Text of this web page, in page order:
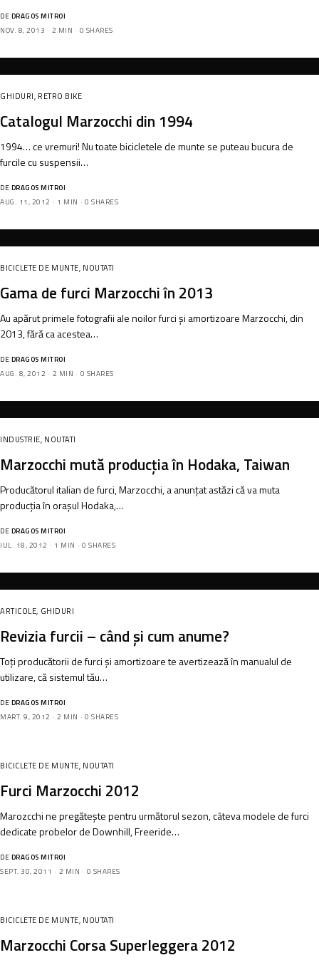
DE DRAGOS MITROI
NOV. 8, 2013
2 MIN 0 SHARES
GHIDURI, RETRO BIKE
Catalogul Marzocchi din 1994
1994… ce vremuri! Nu toate bicicletele de munte se puteau bucura de
furcile cu suspensii…
DE DRAGOS MITROI
AUG. 11, 2012
1 MIN 0 SHARES
BICICLETE DE MUNTE, NOUTATI
Gama de furci Marzocchi în 2013
Au apărut primele fotografii ale noilor furci și amortizoare Marzocchi, din
2013, fără ca acestea…
DE DRAGOS MITROI
AUG. 8, 2012
2 MIN 0 SHARES
INDUSTRIE, NOUTATI
Marzocchi mută producția în Hodaka, Taiwan
Producătorul italian de furci, Marzocchi, a anunțat astăzi că va muta
producția în orașul Hodaka,…
DE DRAGOS MITROI
IUL. 18, 2012
1 MIN 0 SHARES
ARTICOLE, GHIDURI
Revizia furcii – când și cum anume?
Toți producătorii de furci și amortizoare te avertizează în manualul de
utilizare, că sistemul tău…
DE DRAGOS MITROI
MART. 9, 2012
2 MIN 0 SHARES
BICICLETE DE MUNTE, NOUTATI
Furci Marzocchi 2012
Marozcchi ne pregătește pentru următorul sezon, câteva modele de furci
dedicate probelor de Downhill, Freeride…
DE DRAGOS MITROI
SEPT. 30, 2011
2 MIN 0 SHARES
BICICLETE DE MUNTE, NOUTATI
Marzocchi Corsa Superleggera 2012